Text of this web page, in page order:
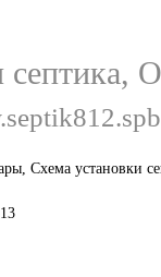
Схема установки